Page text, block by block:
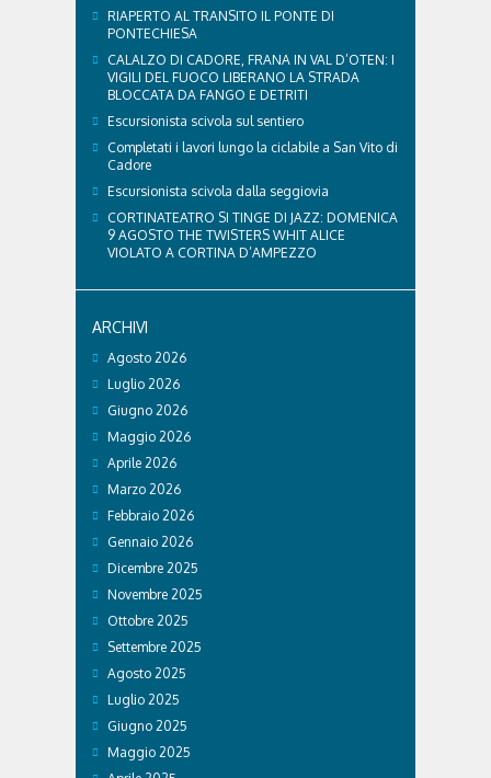
RIAPERTO AL TRANSITO IL PONTE DI
PONTECHIESA
CALALZO DI CADORE, FRANA IN VAL D’OTEN: I
VIGILI DEL FUOCO LIBERANO LA STRADA
BLOCCATA DA FANGO E DETRITI
Escursionista scivola sul sentiero
Completati i lavori lungo la ciclabile a San Vito di
Cadore
Escursionista scivola dalla seggiovia
CORTINATEATRO SI TINGE DI JAZZ: DOMENICA
9 AGOSTO THE TWISTERS WHIT ALICE
VIOLATO A CORTINA D’AMPEZZO
ARCHIVI
Agosto 2026
Luglio 2026
Giugno 2026
Maggio 2026
Aprile 2026
Marzo 2026
Febbraio 2026
Gennaio 2026
Dicembre 2025
Novembre 2025
Ottobre 2025
Settembre 2025
Agosto 2025
Luglio 2025
Giugno 2025
Maggio 2025